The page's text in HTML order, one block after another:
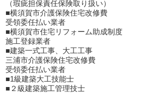
（瑕疵担保責任保険取り扱い）
■横須賀市介護保険住宅改修費
受領委任払い業者
■横須賀市住宅リフォーム助成制度
施工登録業者
■建築一式工事、大工工事
三浦市介護保険住宅改修費
受領委任払い業者
■1級建築大工技能士
■２級建築施工管理技士